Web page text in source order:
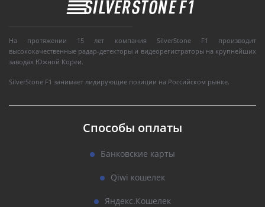
На протяжении 15 лет компания SilverStone F1 производит
высококачественные радар-детекторы и видеорегистраторы на крупнейших
заводах Южной Кореи.
SilverStone F1 занимает лидирующие позиции на Российском рынке.
Способы оплаты
Банковские карты
Qiwi кошелек
Яндекс.Кошелек